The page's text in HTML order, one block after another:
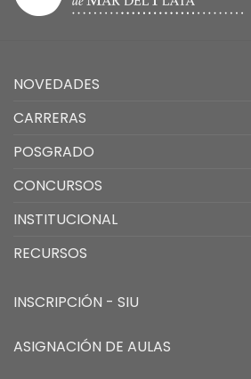
NOVEDADES
CARRERAS
POSGRADO
CONCURSOS
INSTITUCIONAL
RECURSOS
INSCRIPCIÓN - SIU
ASIGNACIÓN DE AULAS